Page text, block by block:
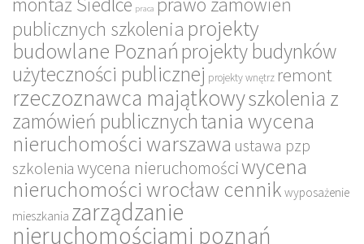
praca
publicznych szkolenia projekty
budowlane Poznańprojekty budynków
użyteczności publicznej projekty wnętrz remont
rzeczoznawca majątkowyszkolenia z
zamówień publicznychtania wycena
nieruchomości warszawa ustawa pzp
szkolenia wycena nieruchomościwycena
nieruchomości wrocław cennik wyposażenie
mieszkania zarządzanie
nieruchomościami poznań